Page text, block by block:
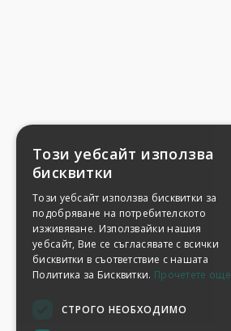
Този уебсайт използва
бисквитки
Този уебсайт използва бисквитки за
подобряване на потребителското
изживяване. Използвайки нашия
уебсайт, Вие се съгласявате с всички
бисквитки в съответствие с нашата
Политика за Бисквитки. Прочетете още
СТРОГО НЕОБХОДИМО